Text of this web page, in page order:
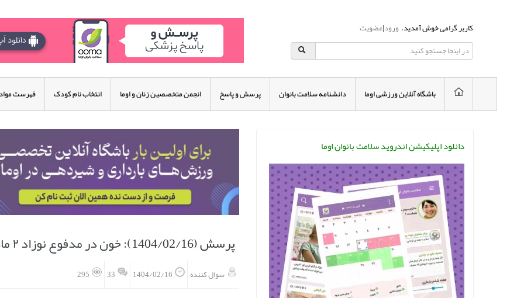
کاربر گرامی خوش آمدید.ورود|عضویت
باشگاه آنلاین ورزشی اوما دانشنامه سلامت بانوان پرسش و پاسخ انجمن متخصصین زنان و اوما انتخاب نام کودک فهرست
پرسش (1404/02/16): خون در مدفوع نوزاد ۲ ماهه
33 سوال کننده
دانلود اپلیکیشن اندروید سلامت بانوان اوما